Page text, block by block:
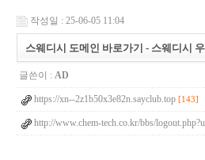
작성일 : 25-06-05 11:04
스웨디시 도메인 바로가기 - 스웨디시
글쓴이 : AD
https://xn--2z1b50x3e82n.sayclub.top [143]
http://www.chem-tech.co.kr/bbs/